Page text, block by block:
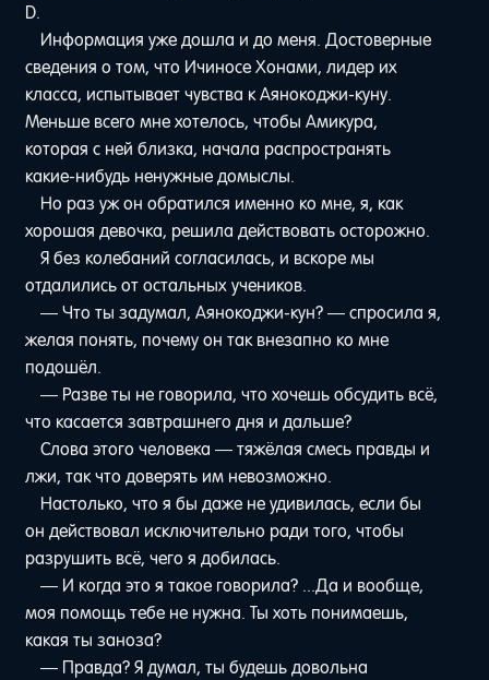
D.
Информация уже дошла и до меня. Достоверные
сведения о том, что Ичиносе Хонами, лидер их
класса, испытывает чувства к Аянокоджи-куну.
Меньше всего мне хотелось, чтобы Амикура,
которая с ней близка, начала распространять
какие-нибудь ненужные домыслы.
Но раз уж он обратился именно ко мне, я, как
хорошая девочка, решила действовать осторожно.
Я без колебаний согласилась, и вскоре мы
отдалились от остальных учеников.
— Что ты задумал, Аянокоджи-кун? — спросила я,
желая понять, почему он так внезапно ко мне
подошёл.
— Разве ты не говорила, что хочешь обсудить всё,
что касается завтрашнего дня и дальше?
Слова этого человека — тяжёлая смесь правды и
лжи, так что доверять им невозможно.
Настолько, что я бы даже не удивилась, если бы
он действовал исключительно ради того, чтобы
разрушить всё, чего я добилась.
— И когда это я такое говорила? ...Да и вообще,
моя помощь тебе не нужна. Ты хоть понимаешь,
какая ты заноза?
— Правда? Я думал, ты будешь довольна